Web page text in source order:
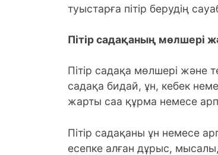
туыстарға пітір берудің
Пітір садақаның мөлшері
Пітір садақа мөлшері және
садақа бидай, ұн, кебек
жарты саа құрма немесе
Пітір садақаны ұн немесе
есепке алған дұрыс,